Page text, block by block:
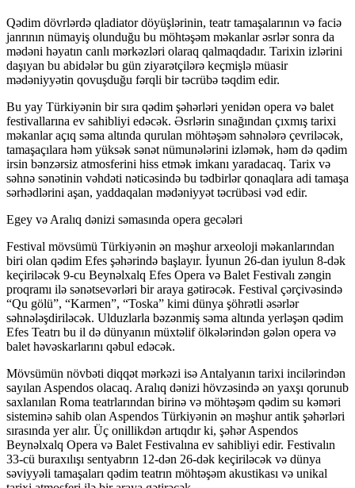
Qədim dövrlərdə qladiator döyüşlərinin, teatr tamaşalarının və faciə
janrının nümayiş olunduğu bu möhtəşəm məkanlar əsrlər sonra da
mədəni həyatın canlı mərkəzləri olaraq qalmaqdadır. Tarixin izlərini
daşıyan bu abidələr bu gün ziyarətçilərə keçmişlə müasir
mədəniyyətin qovuşduğu fərqli bir təcrübə təqdim edir.
Bu yay Türkiyənin bir sıra qədim şəhərləri yenidən opera və balet
festivallarına ev sahibliyi edəcək. Əsrlərin sınağından çıxmış tarixi
məkanlar açıq səma altında qurulan möhtəşəm səhnələrə çevriləcək,
tamaşaçılara həm yüksək sənət nümunələrini izləmək, həm də qədim
irsin bənzərsiz atmosferini hiss etmək imkanı yaradacaq. Tarix və
səhnə sənətinin vəhdəti nəticəsində bu tədbirlər qonaqlara adi tamaşa
sərhədlərini aşan, yaddaqalan mədəniyyət təcrübəsi vəd edir.
Egey və Aralıq dənizi səmasında opera gecələri
Festival mövsümü Türkiyənin ən məşhur arxeoloji məkanlarından
biri olan qədim Efes şəhərində başlayır. İyunun 26-dan iyulun 8-dək
keçiriləcək 9-cu Beynəlxalq Efes Opera və Balet Festivalı zəngin
proqramı ilə sənətsevərləri bir araya gətirəcək. Festival çərçivəsində
“Qu gölü”, “Karmen”, “Toska” kimi dünya şöhrətli əsərlər
səhnələşdiriləcək. Ulduzlarla bəzənmiş səma altında yerləşən qədim
Efes Teatrı bu il də dünyanın müxtəlif ölkələrindən gələn opera və
balet həvəskarlarını qəbul edəcək.
Mövsümün növbəti diqqət mərkəzi isə Antalyanın tarixi incilərindən
sayılan Aspendos olacaq. Aralıq dənizi hövzəsində ən yaxşı qorunub
saxlanılan Roma teatrlarından birinə və möhtəşəm qədim su kəməri
sisteminə sahib olan Aspendos Türkiyənin ən məşhur antik şəhərləri
sırasında yer alır. Üç onillikdən artıqdır ki, şəhər Aspendos
Beynəlxalq Opera və Balet Festivalına ev sahibliyi edir. Festivalın
33-cü buraxılışı sentyabrın 12-dən 26-dək keçiriləcək və dünya
səviyyəli tamaşaları qədim teatrın möhtəşəm akustikası və unikal